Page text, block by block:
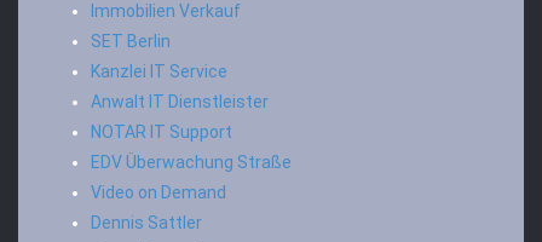
Immobilien Verkauf
SET Berlin
Kanzlei IT Service
Anwalt IT Dienstleister
NOTAR IT Support
EDV Überwachung Straße
Video on Demand
Dennis Sattler